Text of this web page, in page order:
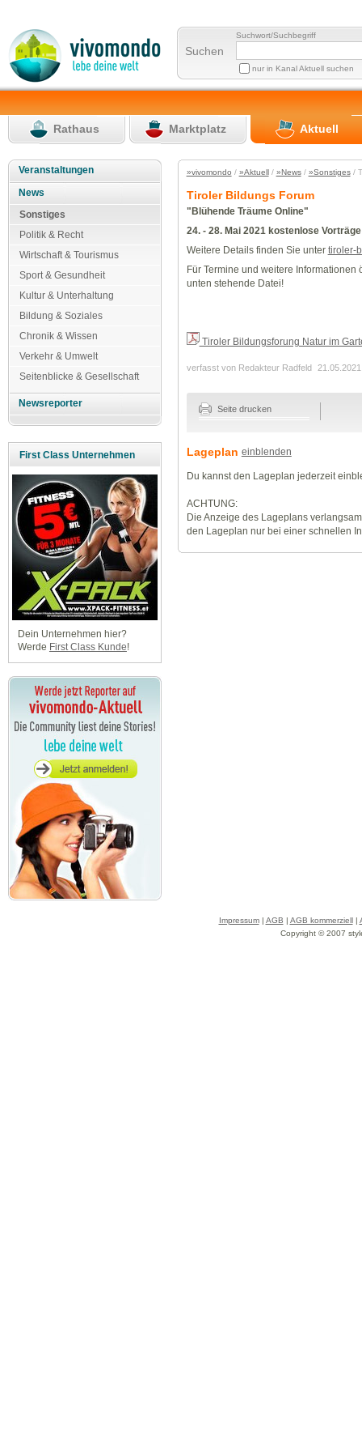
Suchen
Suchwort/Suchbegriff
nur in Kanal Aktuell suchen
Rathaus Marktplatz Aktuell
Veranstaltungen
News
Sonstiges
Politik & Recht
Wirtschaft & Tourismus
Sport & Gesundheit
Kultur & Unterhaltung
Bildung & Soziales
Chronik & Wissen
Verkehr & Umwelt
Seitenblicke & Gesellschaft
Newsreporter
First Class Unternehmen
Dein Unternehmen hier?
Werde First Class Kunde!
»vivomondo / »Aktuell/ »News/ »Sonstiges/
Tiroler Bildungs Forum
"Blühende Träume Online"
24. - 28. Mai 2021 kostenlose
Weitere Details finden Sie unter tiroler-
Für Termine und weitere Informationen
unten stehende Datei!
Tiroler Bildungsforung Natur im
verfasst von Redakteur Radfeld
Seite drucken
Lageplan einblenden
Du kannst den Lageplan jederzeit
ACHTUNG:
Die Anzeige des Lageplans
den Lageplan nur bei einer schnellen
Impressum| AGB | AGB kommerziell|
Copyright © 2007